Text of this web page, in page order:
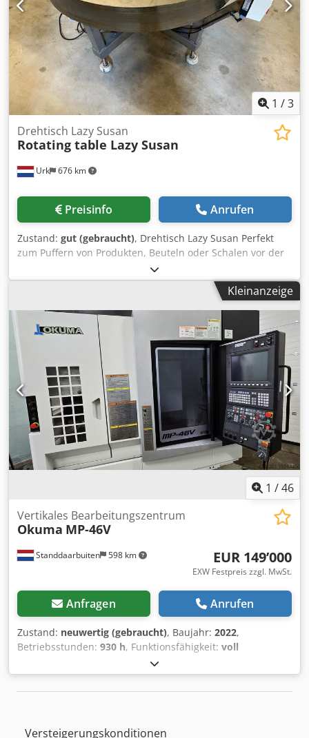
1 /3
Urk 676 km
Drehtisch Lazy Susan
Rotating table Lazy Susan
Preisinfo Anrufen
Zustand: gut (gebraucht), Drehtisch Lazy Susan Perfekt
zum Puffern von Produkten, Beuteln oder Schalen vor der
Weiterverarbeitung. Dies verhindert ein Überlaufen und
damit verschiedene Probleme in (automatischen)
Produktionslinien. Höhe: 80 cm (Höhe ist einstellbar)
Crjdpfstpgxijx Aidof Durchmesser: 120 cm
Kleinanzeige
1 /46
Standdaarbuiten 598 km
Vertikales Bearbeitungszentrum
Okuma MP-46V
EUR 149’000
EXW Festpreis zzgl. MwSt.
Anfragen Anrufen
Zustand: neuwertig (gebraucht), Baujahr: 2022,
Betriebsstunden: 930 h, Funktionsfähigkeit: voll
, Verfahrweg X-Achse:
Y-Achse:460 mm, Verfahrweg Z-Achse:360 mm,
Steuerungshersteller:Okuma, Steuerungsmodell:OSP
7’000 kg, Spindeldrehzahl (max.):
Versteigerungskonditionen